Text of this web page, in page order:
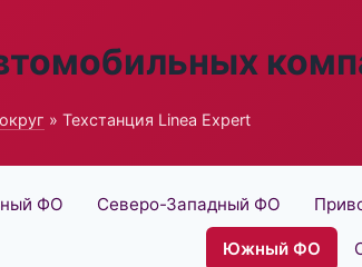
» Техстанция Linea Expert
ФО Северо-Западный ФО
Южный ФО